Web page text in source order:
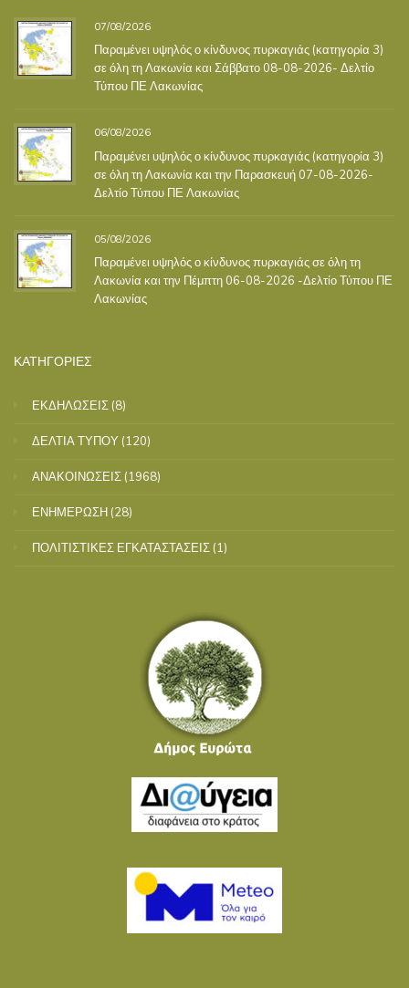
07/08/2026
Παραμένει υψηλός ο κίνδυνος πυρκαγιάς (κατηγορία 3)
σε όλη τη Λακωνία και Σάββατο 08-08-2026- Δελτίο
Τύπου ΠΕ Λακωνίας
06/08/2026
Παραμένει υψηλός ο κίνδυνος πυρκαγιάς (κατηγορία 3)
σε όλη τη Λακωνία και την Παρασκευή 07-08-2026-
Δελτίο Τύπου ΠΕ Λακωνίας
05/08/2026
Παραμένει υψηλός ο κίνδυνος πυρκαγιάς σε όλη τη
Λακωνία και την Πέμπτη 06-08-2026 -Δελτίο Τύπου ΠΕ
Λακωνίας
ΚΑΤΗΓΟΡΙΕΣ
ΕΚΔΗΛΩΣΕΙΣ (8)
ΔΕΛΤΙΑ ΤΥΠΟΥ (120)
ΑΝΑΚΟΙΝΩΣΕΙΣ (1968)
ΕΝΗΜΕΡΩΣΗ (28)
ΠΟΛΙΤΙΣΤΙΚΕΣ ΕΓΚΑΤΑΣΤΑΣΕΙΣ (1)